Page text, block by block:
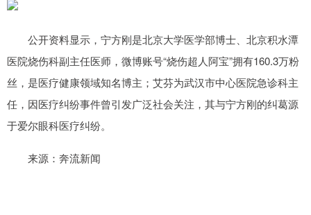
公开资料显示，宁方刚是北京大学医学部博士、北京积水潭
医院烧伤科副主任医师，微博账号“烧伤超人阿宝”拥有160.3万粉
丝，是医疗健康领域知名博主；艾芬为武汉市中心医院急诊科主
任，因医疗纠纷事件曾引发广泛社会关注，其与宁方刚的纠葛源
于爱尔眼科医疗纠纷。
来源：奔流新闻